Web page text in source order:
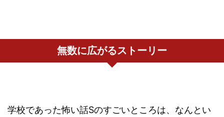
無数に広がるストーリー
学校であった怖い話Sのすごいところは、なんとい